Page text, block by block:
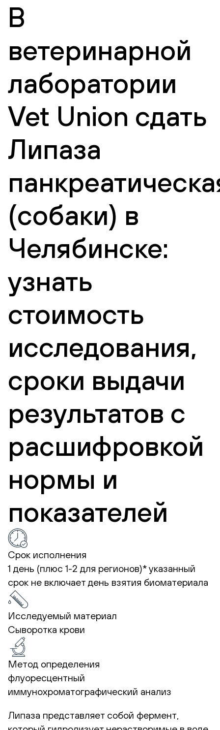
В
ветеринарной
лаборатории
Vet Union сдать
Липаза
(собаки) в
Челябинске:
узнать
стоимость
исследования,
сроки выдачи
результатов с
расшифровкой
нормы и
показателей
Срок исполнения
1 день (плюс 1-2 для регионов)*указанный
срок не включает день взятия биоматериала
Исследуемый материал
Сыворотка крови
Метод определения
флуоресцентный
иммунохроматографический анализ
Липаза представляет собой фермент,